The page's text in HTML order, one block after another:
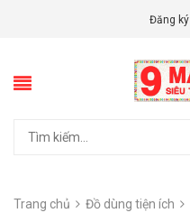
Đăng ký
Trang chủ Đồ dùng tiện ích